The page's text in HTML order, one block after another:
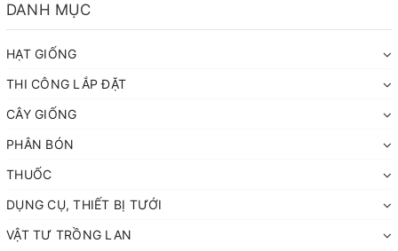
DANH MỤC
HẠT GIỐNG
THI CÔNG LẮP ĐẶT
CÂY GIỐNG
PHÂN BÓN
THUỐC
DỤNG CỤ, THIẾT BỊ TƯỚI
VẬT TƯ TRỒNG LAN